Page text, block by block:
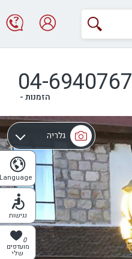
Language
נגישות
0
מועדפים
שלי
04-6940767
הזמנות -
גלריה
מפה